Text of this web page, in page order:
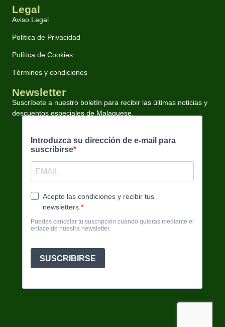
Legal
Aviso Legal
Política de Privacidad
Política de Cookies
Términos y condiciones
Newsletter
Suscríbete a nuestro boletín para recibir las últimas noticias y
descuentos especiales de Malaguese.